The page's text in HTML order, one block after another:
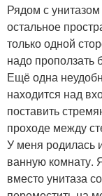
Рядом с
остальное
только одной
надо проползать
Ещё одна
находится над
поставить
проходе между
У меня родилась
ванную комнату.
вместо унитаза